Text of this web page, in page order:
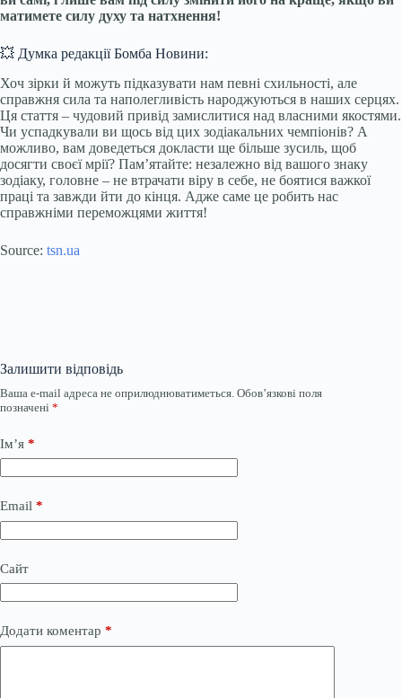
матимете силу духу та натхнення!
💥 Думка редакції Бомба Новини:
Хоч зірки й можуть підказувати нам певні схильності, але
справжня сила та наполегливість народжуються в наших серцях.
Ця стаття – чудовий привід замислитися над власними якостями.
Чи успадкували ви щось від цих зодіакальних чемпіонів? А
можливо, вам доведеться докласти ще більше зусиль, щоб
досягти своєї мрії? Пам’ятайте: незалежно від вашого знаку
зодіаку, головне – не втрачати віру в себе, не боятися важкої
праці та завжди йти до кінця. Адже саме це робить нас
справжніми переможцями життя!
Source: tsn.ua
Залишити відповідь
Ваша e-mail адреса не оприлюднюватиметься. Обов’язкові поля
позначені *
Ім’я *
Email *
Сайт
Додати коментар *